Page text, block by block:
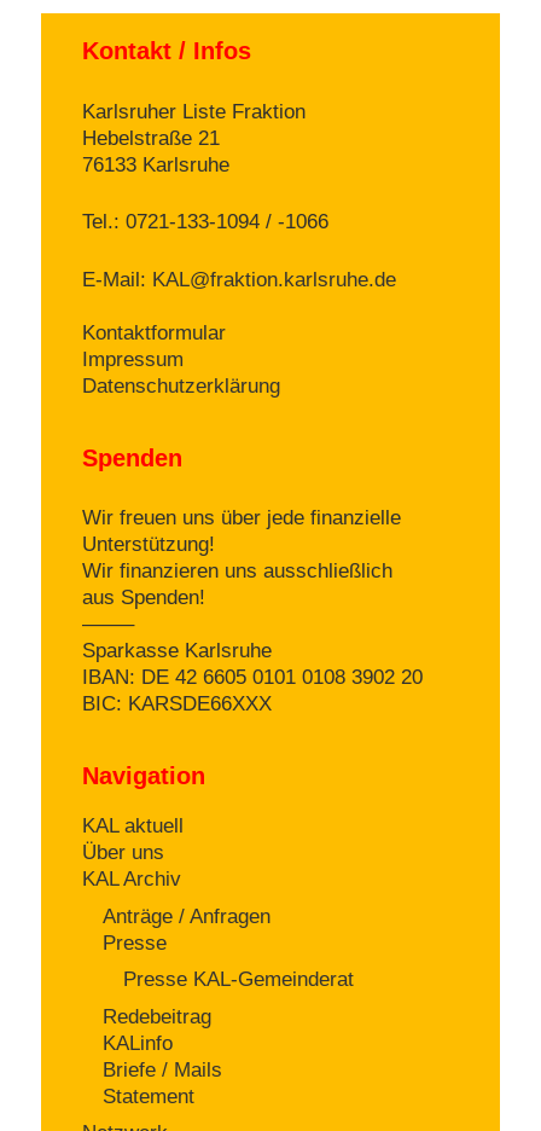
Kontakt / Infos
Karlsruher Liste Fraktion
Hebelstraße 21
76133 Karlsruhe
Tel.: 0721-133-1094 / -1066
E-Mail: KAL@fraktion.karlsruhe.de
Kontaktformular
Impressum
Datenschutzerklärung
Spenden
Wir freuen uns über jede finanzielle
Unterstützung!
Wir finanzieren uns ausschließlich
aus Spenden!
——–
Sparkasse Karlsruhe
IBAN: DE 42 6605 0101 0108 3902 20
BIC: KARSDE66XXX
Navigation
KAL aktuell
Über uns
KAL Archiv
Anträge / Anfragen
Presse
Presse KAL-Gemeinderat
Redebeitrag
KALinfo
Briefe / Mails
Statement